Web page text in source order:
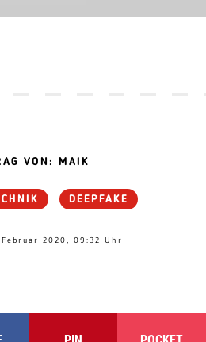
VON: MAIK
DEEPFAKE
2020, 09:32 Uhr